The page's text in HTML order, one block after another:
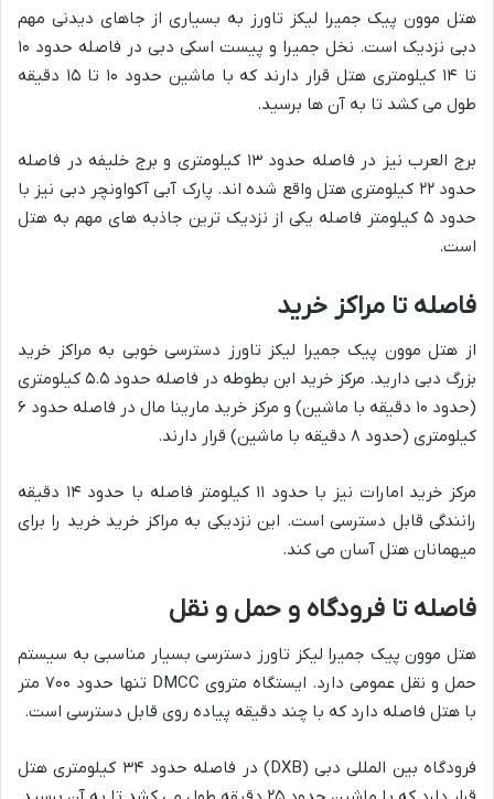
هتل موون پیک جمیرا لیکز تاورز به بسیاری از جاهای دیدنی مهم
دبی نزدیک است. نخل جمیرا و پیست اسکی دبی در فاصله حدود ۱۰
تا ۱۴ کیلومتری هتل قرار دارند که با ماشین حدود ۱۰ تا ۱۵ دقیقه
طول می کشد تا به آن ها برسید.
برج العرب نیز در فاصله حدود ۱۳ کیلومتری و برج خلیفه در فاصله
حدود ۲۲ کیلومتری هتل واقع شده اند. پارک آبی آکواونچر دبی نیز با
حدود ۵ کیلومتر فاصله یکی از نزدیک ترین جاذبه های مهم به هتل
است.
فاصله تا مراکز خرید
از هتل موون پیک جمیرا لیکز تاورز دسترسی خوبی به مراکز خرید
بزرگ دبی دارید. مرکز خرید ابن بطوطه در فاصله حدود ۵.۵ کیلومتری
(حدود ۱۰ دقیقه با ماشین) و مرکز خرید مارینا مال در فاصله حدود ۶
کیلومتری (حدود ۸ دقیقه با ماشین) قرار دارند.
مرکز خرید امارات نیز با حدود ۱۱ کیلومتر فاصله با حدود ۱۴ دقیقه
رانندگی قابل دسترسی است. این نزدیکی به مراکز خرید خرید را برای
میهمانان هتل آسان می کند.
فاصله تا فرودگاه و حمل و نقل
هتل موون پیک جمیرا لیکز تاورز دسترسی بسیار مناسبی به سیستم
حمل و نقل عمومی دارد. ایستگاه متروی DMCC تنها حدود ۷۰۰ متر
با هتل فاصله دارد که با چند دقیقه پیاده روی قابل دسترسی است.
فرودگاه بین المللی دبی (DXB) در فاصله حدود ۳۴ کیلومتری هتل